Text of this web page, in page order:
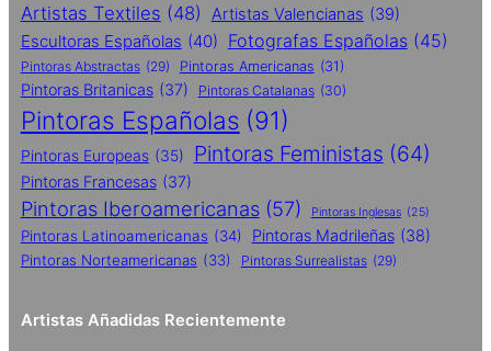
Artistas Textiles (48) Artistas Valencianas (39)
Escultoras Españolas (40) Fotografas Españolas (45)
Pintoras Abstractas (29) Pintoras Americanas (31)
Pintoras Britanicas (37) Pintoras Catalanas (30)
Pintoras Españolas (91)
Pintoras Europeas (35) Pintoras Feministas (64)
Pintoras Francesas (37)
Pintoras Iberoamericanas (57) Pintoras Inglesas (25)
Pintoras Latinoamericanas (34) Pintoras Madrileñas (38)
Pintoras Norteamericanas (33) Pintoras Surrealistas (29)
Artistas Añadidas Recientemente